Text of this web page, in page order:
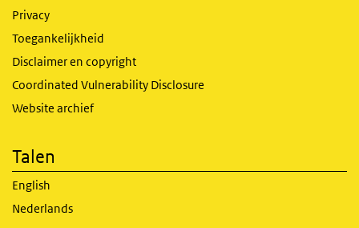
Privacy
Toegankelijkheid
Disclaimer en copyright
Coordinated Vulnerability Disclosure
Website archief
Talen
English
Nederlands